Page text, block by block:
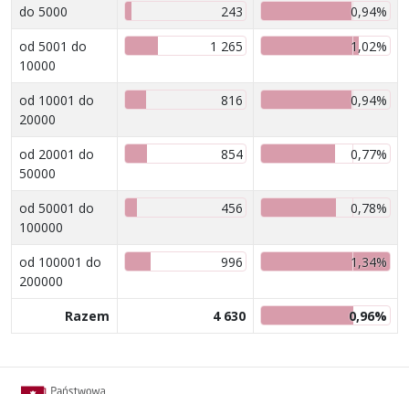
do 5000
243
0,94%
od 5001 do
10000
1 265 1,02%
od 10001 do
20000
816 0,94%
od 20001 do
50000
854 0,77%
od 50001 do
100000
456 0,78%
od 100001 do
200000
996 1,34%
Razem 4 630 0,96%